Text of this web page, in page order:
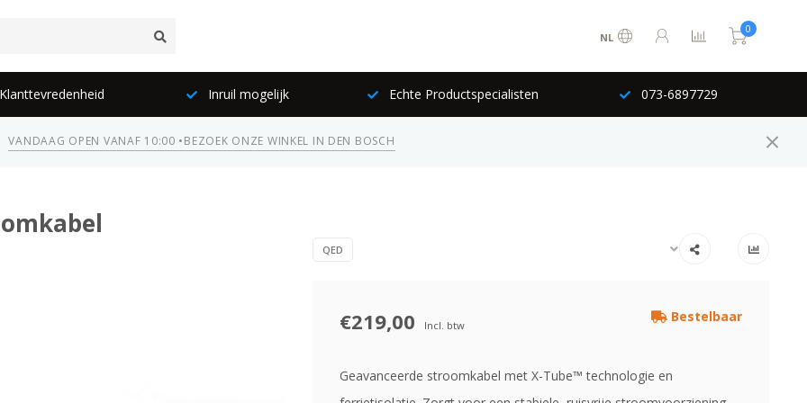
NL
0
Inruil mogelijk Echte Productspecialisten 073-6897729
VANDAAG OPEN VANAF 10:00 •BEZOEK ONZE WINKEL IN DEN BOSCH
QED
€219,00 Incl. btw
Bestelbaar
Geavanceerde stroomkabel met X-Tube™ technologie en